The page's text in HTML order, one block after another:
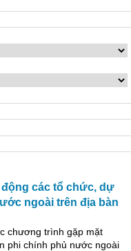
các tổ chức, dự
ngoài trên địa bàn
chương trình gặp mặt
phi chính phủ nước ngoài